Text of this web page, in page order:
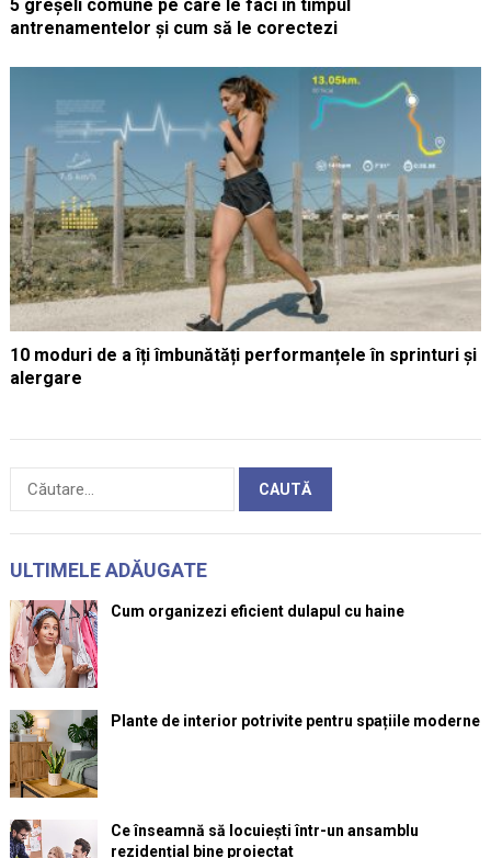
5 greșeli comune pe care le faci în timpul
antrenamentelor și cum să le corectezi
10 moduri de a îți îmbunătăți performanțele în sprinturi și
alergare
Caută
ULTIMELE ADĂUGATE
Cum organizezi eficient dulapul cu haine
Plante de interior potrivite pentru spațiile moderne
Ce înseamnă să locuiești într-un ansamblu
rezidențial bine proiectat